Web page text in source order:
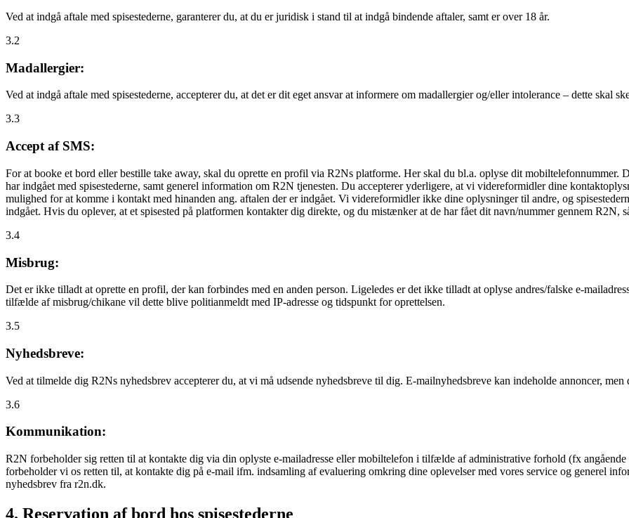
Ved at indgå aftale med spisestederne, garanterer du, at du er juridisk i stand til at indgå bindende aftaler, samt er over 18 år.
3.2
Madallergier:
Ved at indgå aftale med spisestederne, accepterer du, at det er dit eget ansvar at informere om madallergier og/eller intolerance – dette skal
3.3
Accept af SMS:
For at booke et bord eller bestille take away, skal du oprette en profil via R2Ns platforme. Her skal du bl.a. oplyse dit mobiltelefonnummer.
har indgået med spisestederne, samt generel information om R2N tjenesten. Du accepterer yderligere, at vi videreformidler dine
mulighed for at komme i kontakt med hinanden ang. aftalen der er indgået. Vi videreformidler ikke dine oplysninger til andre, og
indgået. Hvis du oplever, at et spisested på platformen kontakter dig direkte, og du mistænker at de har fået dit navn/nummer gennem R2N,
3.4
Misbrug:
Det er ikke tilladt at oprette en profil, der kan forbindes med en anden person. Ligeledes er det ikke tilladt at oplyse andres/falske e-
tilfælde af misbrug/chikane vil dette blive politianmeldt med IP-adresse og tidspunkt for oprettelsen.
3.5
Nyhedsbreve:
Ved at tilmelde dig R2Ns nyhedsbrev accepterer du, at vi må udsende nyhedsbreve til dig. E-mailnyhedsbreve kan indeholde annoncer,
3.6
Kommunikation:
R2N forbeholder sig retten til at kontakte dig via din oplyste e-mailadresse eller mobiltelefon i tilfælde af administrative forhold (fx
forbeholder vi os retten til, at kontakte dig på e-mail ifm. indsamling af evaluering omkring dine oplevelser med vores service og generel
nyhedsbrev fra r2n.dk.
4. Reservation af bord hos spisestederne